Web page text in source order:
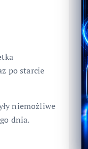
po starcie
niemożliwe
dnia.